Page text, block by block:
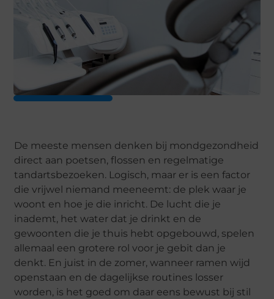
De meeste mensen denken bij mondgezondheid
direct aan poetsen, flossen en regelmatige
tandartsbezoeken. Logisch, maar er is een factor
die vrijwel niemand meeneemt: de plek waar je
woont en hoe je die inricht. De lucht die je
inademt, het water dat je drinkt en de
gewoonten die je thuis hebt opgebouwd, spelen
allemaal een grotere rol voor je gebit dan je
denkt. En juist in de zomer, wanneer ramen wijd
openstaan en de dagelijkse routines losser
worden, is het goed om daar eens bewust bij stil